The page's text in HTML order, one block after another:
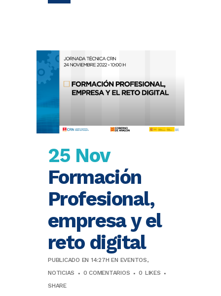
25 Nov
Formación
Profesional,
empresa y el
reto digital
PUBLICADO EN 14:27H EN EVENTOS,
NOTICIAS
0 COMENTARIOS 0 LIKES
SHARE